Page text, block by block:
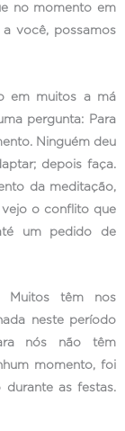
no momento em
a você, possamos
em muitos a má
pergunta: Para
Ninguém deu
depois faça.
da meditação,
vejo o conflito que
um pedido de
Muitos têm nos
neste período
nós não têm
momento, foi
as festas.